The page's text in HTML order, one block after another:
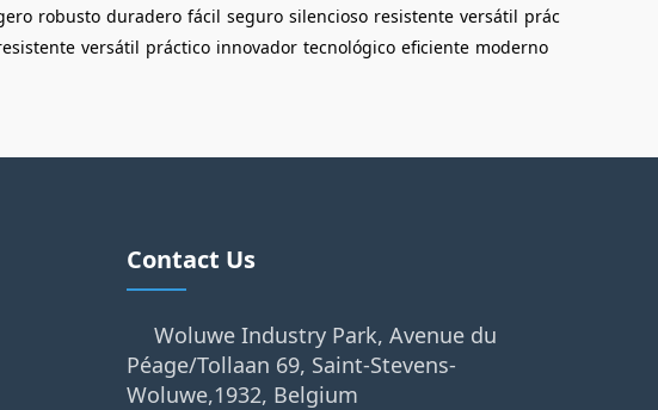
robusto duradero fácil seguro silencioso resistente versátil prác
versátil práctico innovador tecnológico eficiente moderno
Contact Us
Woluwe Industry Park, Avenue du
Péage/Tollaan 69, Saint-Stevens-
Woluwe,1932, Belgium